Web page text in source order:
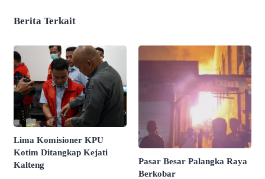
Berita Terkait
Lima Komisioner KPU
Kotim Ditangkap Kejati
Kalteng
Pasar Besar Palangka Raya
Berkobar